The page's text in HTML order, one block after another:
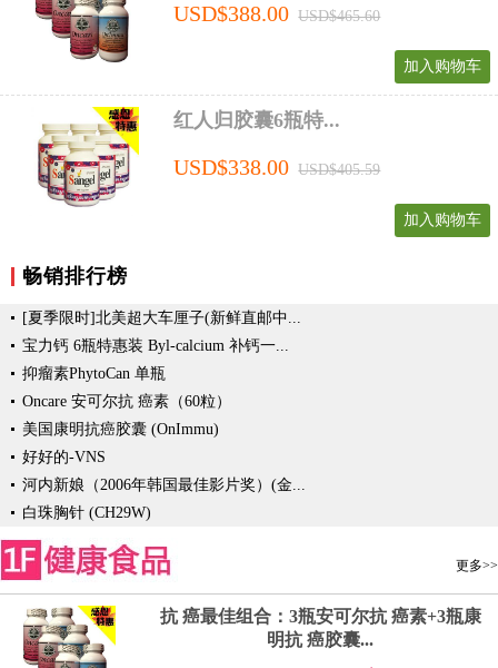
USD$388.00 USD$465.60
加入购物车
红人归胶囊6瓶特...
USD$338.00 USD$405.59
加入购物车
畅销排行榜
[夏季限时]北美超大车厘子(新鲜直邮中...
宝力钙 6瓶特惠装 Byl-calcium 补钙一...
抑瘤素PhytoCan 单瓶
Oncare 安可尔抗 癌素（60粒）
美国康明抗癌胶囊 (OnImmu)
好好的-VNS
河内新娘（2006年韩国最佳影片奖）(金...
白珠胸针 (CH29W)
更多>>
抗 癌最佳组合：3瓶安可尔抗 癌素+3瓶康
明抗 癌胶囊...